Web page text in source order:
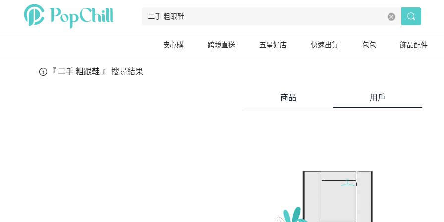
安心購 跨境直送 五星好店 快速出貨 包包 飾品配件
『 二手 粗跟鞋 』 搜尋結果
商品 用戶